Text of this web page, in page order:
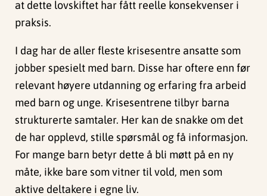
at dette lovskiftet har fått reelle konsekvenser i
praksis.
I dag har de aller fleste krisesentre ansatte som
jobber spesielt med barn. Disse har oftere enn før
relevant høyere utdanning og erfaring fra arbeid
med barn og unge. Krisesentrene tilbyr barna
strukturerte samtaler. Her kan de snakke om det
de har opplevd, stille spørsmål og få informasjon.
For mange barn betyr dette å bli møtt på en ny
måte, ikke bare som vitner til vold, men som
aktive deltakere i egne liv.